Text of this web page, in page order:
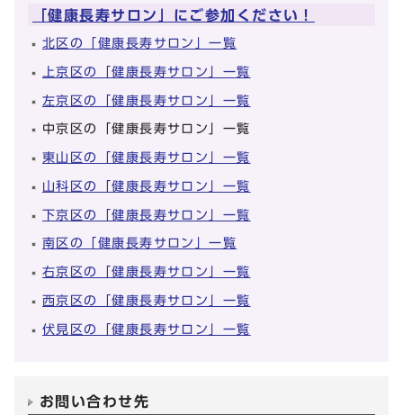
「健康長寿サロン」にご参加ください！
北区の「健康長寿サロン」一覧
上京区の「健康長寿サロン」一覧
左京区の「健康長寿サロン」一覧
中京区の「健康長寿サロン」一覧
東山区の「健康長寿サロン」一覧
山科区の「健康長寿サロン」一覧
下京区の「健康長寿サロン」一覧
南区の「健康長寿サロン」一覧
右京区の「健康長寿サロン」一覧
西京区の「健康長寿サロン」一覧
伏見区の「健康長寿サロン」一覧
お問い合わせ先